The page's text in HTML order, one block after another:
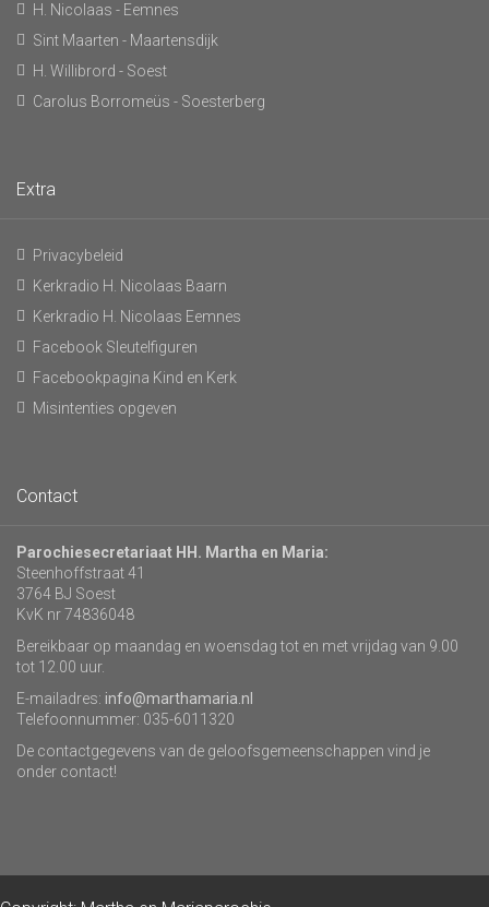
H. Nicolaas - Eemnes
Sint Maarten - Maartensdijk
H. Willibrord - Soest
Carolus Borromeüs - Soesterberg
Extra
Privacybeleid
Kerkradio H. Nicolaas Baarn
Kerkradio H. Nicolaas Eemnes
Facebook Sleutelfiguren
Facebookpagina Kind en Kerk
Misintenties opgeven
Contact
Parochiesecretariaat HH. Martha en Maria:
Steenhoffstraat 41
3764 BJ Soest
KvK nr 74836048
Bereikbaar op maandag en woensdag tot en met vrijdag van 9.00
tot 12.00 uur.
E-mailadres: info@marthamaria.nl
Telefoonnummer: 035-6011320
De contactgegevens van de geloofsgemeenschappen vind je
onder contact!